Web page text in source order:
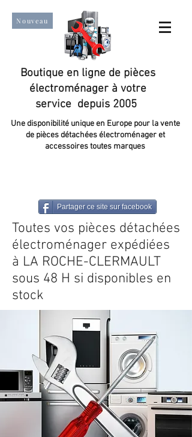
Nouveau
Boutique en ligne de pièces
électroménager à votre
service depuis 2005
Une disponibilité unique en Europe pour la vente
de pièces détachées électroménager et
accessoires toutes marques
Partager ce site sur facebook
Toutes vos pièces détachées
électroménager expédiées
à LA ROCHE-CLERMAULT
sous 48 H si disponibles en
stock